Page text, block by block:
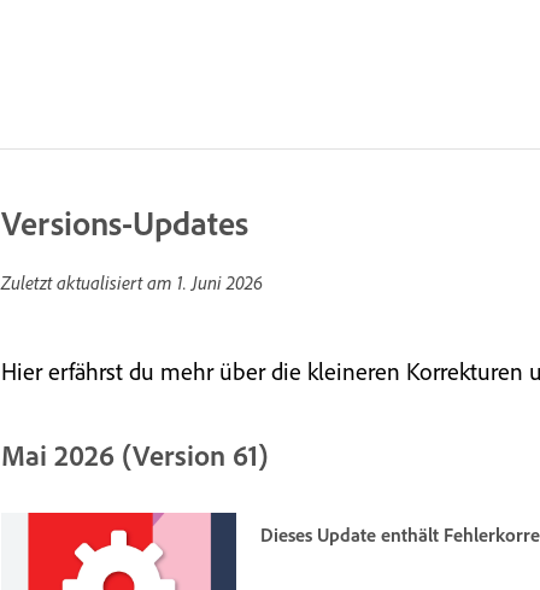
Versions-Updates
Zuletzt aktualisiert am 1. Juni 2026
Hier erfährst du mehr über die kleineren Korrekturen
Mai 2026 (Version 61)
Dieses Update enthält